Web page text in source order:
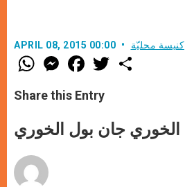
APRIL 08, 2015 00:00 كنيسة محليّة
W
h
t
s
p
M
e
s
e
g
e
F
a
e
b
k
w
r
Share this Entry
الخوري جان بول الخوري